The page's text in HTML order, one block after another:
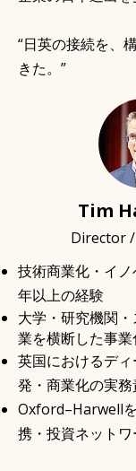
“日英の接続を、
きた。”
Tim
Director
技術商業化・イ
年以上の経験
大学・研究機関
業を横断した事
英国におけるデ
発・商業化の実
Oxford–Harwell
携・投資ネット